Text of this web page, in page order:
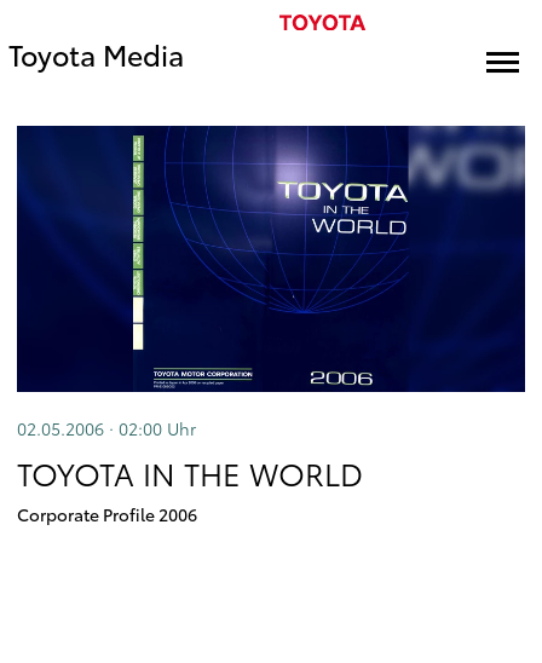
Toyota Media
02.05.2006 · 02:00 Uhr
TOYOTA IN THE WORLD
Corporate Profile 2006